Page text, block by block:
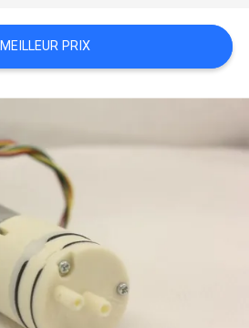
MEILLEUR PRIX